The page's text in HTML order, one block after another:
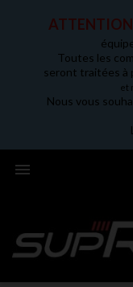
ATTENTION
Toutes les
seront traitées à
et
Nous vous
